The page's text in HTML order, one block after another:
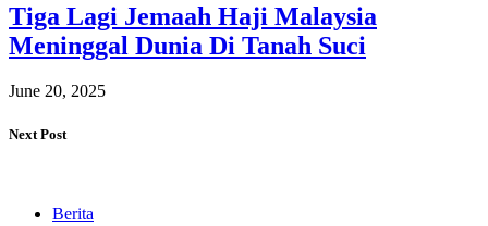
Tiga Lagi Jemaah Haji Malaysia
Meninggal Dunia Di Tanah Suci
June 20, 2025
Next Post
Berita